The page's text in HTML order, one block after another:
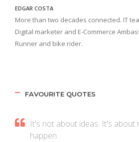
EDGAR COSTA
More than two decades connected. IT
Digital marketer and E-Commerce
Runner and bike rider.
FAVOURITE QUOTES
It's not about ideas. It's about
happen.